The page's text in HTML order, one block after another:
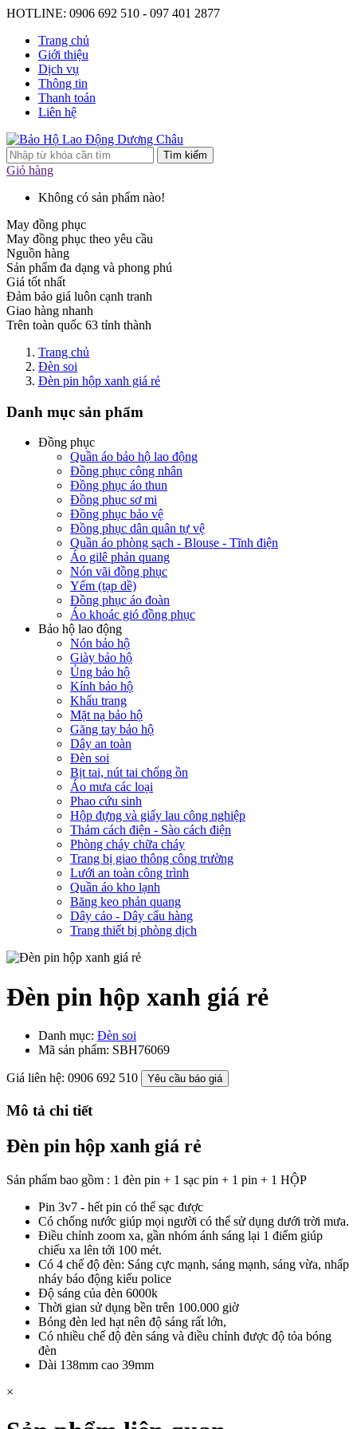
HOTLINE: 0906 692 510 - 097 401 2877
Trang chủ
Giới thiệu
Dịch vụ
Thông tin
Thanh toán
Liên hệ
Tìm kiếm
Giỏ hàng
Không có sản phẩm nào!
May đồng phục
May đồng phục theo yêu cầu
Nguồn hàng
Sản phẩm đa dạng và phong phú
Giá tốt nhất
Đảm bảo giá luôn cạnh tranh
Giao hàng nhanh
Trên toàn quốc 63 tỉnh thành
Trang chủ
Đèn soi
Đèn pin hộp xanh giá rẻ
Danh mục sản phẩm
Đồng phục
Quần áo bảo hộ lao động
Đồng phục công nhân
Đồng phục áo thun
Đồng phục sơ mi
Đồng phục bảo vệ
Đồng phục dân quân tự vệ
Quần áo phòng sạch - Blouse - Tĩnh điện
Áo gilê phản quang
Nón vãi đồng phục
Yếm (tạp dề)
Đồng phục áo đoàn
Áo khoác gió đồng phục
Bảo hộ lao động
Nón bảo hộ
Giày bảo hộ
Ủng bảo hộ
Kính bảo hộ
Khẩu trang
Mặt nạ bảo hộ
Găng tay bảo hộ
Dây an toàn
Đèn soi
Bịt tai, nút tai chống ồn
Áo mưa các loại
Phao cứu sinh
Hộp đựng và giấy lau công nghiệp
Thảm cách điện - Sào cách điện
Phòng cháy chữa cháy
Trang bị giao thông công trường
Lưới an toàn công trình
Quần áo kho lạnh
Băng keo phản quang
Dây cảo - Dây cẩu hàng
Trang thiết bị phòng dịch
Đèn pin hộp xanh giá rẻ
Danh mục: Đèn soi
Mã sản phẩm: SBH76069
Giá liên hệ: 0906 692 510 Yêu cầu báo giá
Mô tả chi tiết
Đèn pin hộp xanh giá rẻ
Sản phẩm bao gồm : 1 đèn pin + 1 sạc pin + 1 pin + 1 HỘP
Pin 3v7 - hết pin có thể sạc được
Có chống nước giúp mọi người có thể sử dụng dưới trời mưa.
Điều chỉnh zoom xa, gần nhóm ánh sáng lại 1 điểm giúp
chiếu xa lên tới 100 mét.
Có 4 chế độ đèn: Sáng cực mạnh, sáng mạnh, sáng vừa, nhấp
nháy báo động kiểu police
Độ sáng của đèn 6000k
Thời gian sử dụng bền trên 100.000 giờ
Bóng đèn led hạt nên độ sáng rất lớn,
Có nhiều chế độ đèn sáng và điều chỉnh được độ tỏa bóng
đèn
Dài 138mm cao 39mm
×